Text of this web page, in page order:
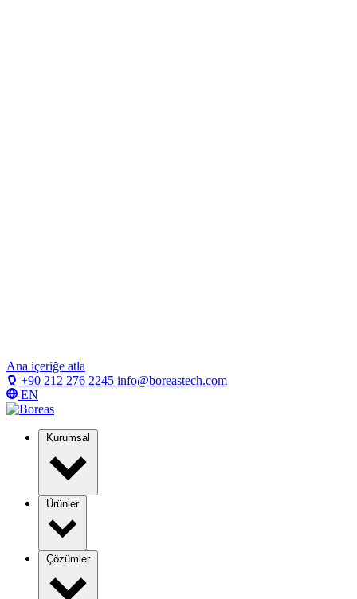
Ana içeriğe atla
+90 212 276 2245 info@boreastech.com
EN
Kurumsal
Ürünler
Çözümler